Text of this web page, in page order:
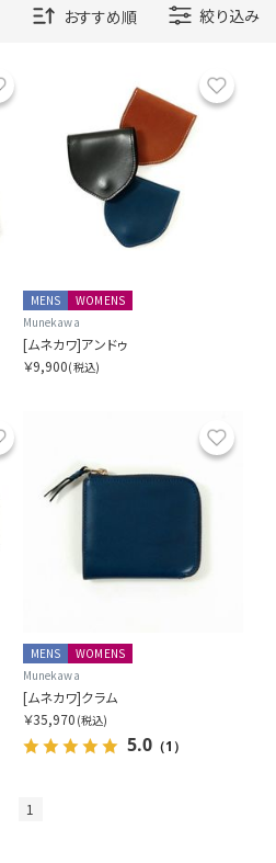
絞り込み
お気に入り
MENS
WOMENS
Munekawa
[ムネカワ]アンドゥ
￥9,900(税込)
お気に入り
MENS
WOMENS
Munekawa
[ムネカワ]クラム
￥35,970 (税込)
5.0（1）
1